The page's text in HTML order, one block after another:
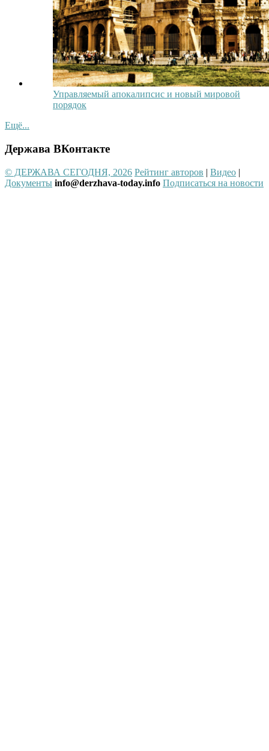
Управляемый апокалипсис и новый мировой
порядок
Ещё...
Держава ВКонтакте
© ДЕРЖАВА СЕГОДНЯ, 2026 Рейтинг авторов | Видео |
Документы info@derzhava-today.info Подписаться на новости